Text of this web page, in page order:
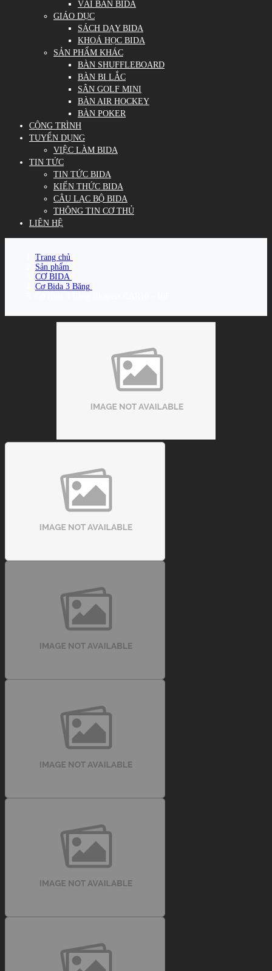
VẢI BÀN BIDA
GIÁO DỤC
SÁCH DẠY BIDA
KHOÁ HỌC BIDA
SẢN PHẨM KHÁC
BÀN SHUFFLEBOARD
BÀN BI LẮC
SÂN GOLF MINI
BÀN AIR HOCKEY
BÀN POKER
CÔNG TRÌNH
TUYỂN DỤNG
VIỆC LÀM BIDA
TIN TỨC
TIN TỨC BIDA
KIẾN THỨC BIDA
CÂU LẠC BỘ BIDA
THÔNG TIN CƠ THỦ
LIÊN HỆ
Trang chủ
Sản phẩm
CƠ BIDA
Cơ Bida 3 Băng